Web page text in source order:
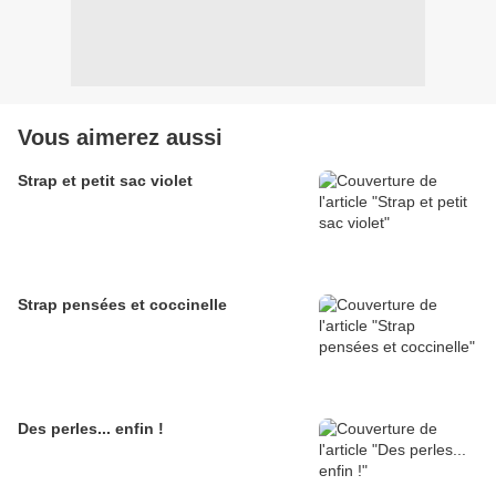
Vous aimerez aussi
Strap et petit sac violet
Strap pensées et coccinelle
Des perles... enfin !